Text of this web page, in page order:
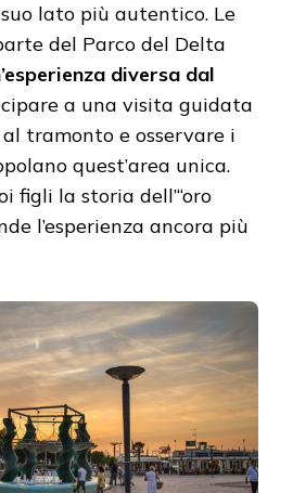
lato più autentico. Le
del Parco del Delta
diversa dal
a una visita guidata
al tramonto e osservare i
quest’area unica.
figli la storia dell’“oro
l’esperienza ancora più